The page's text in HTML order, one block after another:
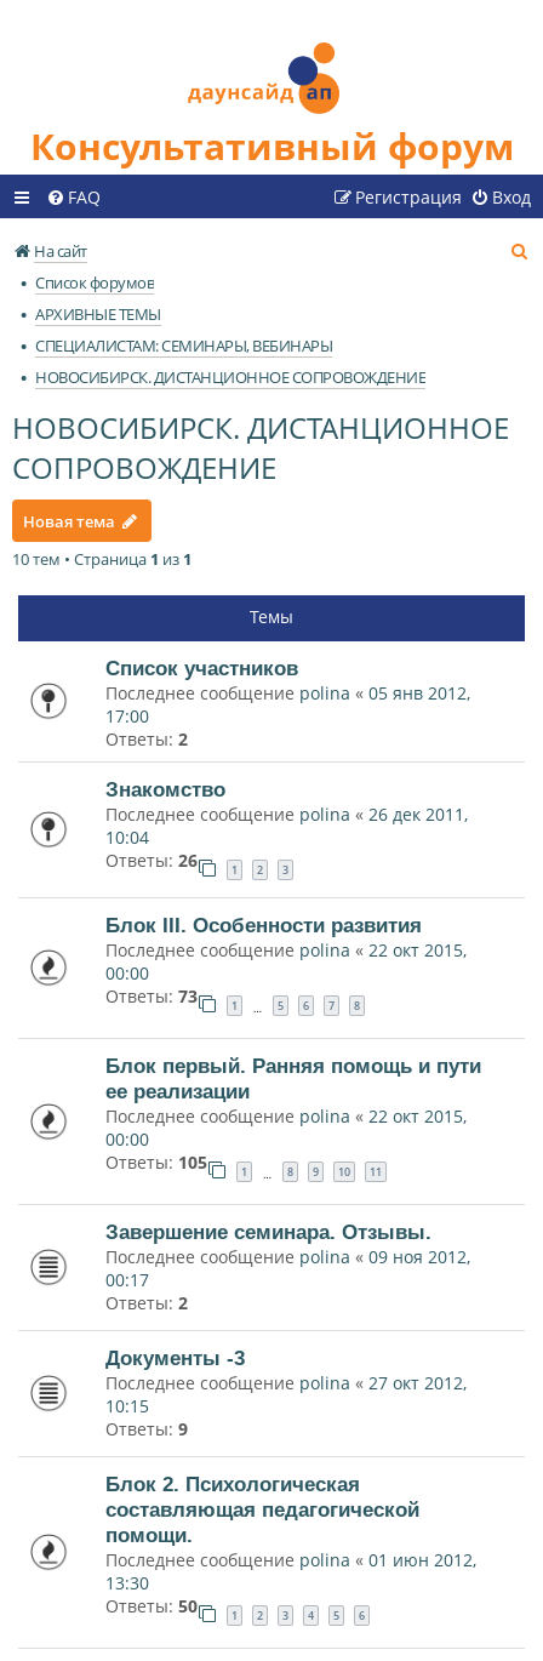
Консультативный форум
FAQ Вход
Регистрация
На сайт
Список форумов
АРХИВНЫЕ ТЕМЫ
СПЕЦИАЛИСТАМ: СЕМИНАРЫ, ВЕБИНАРЫ
НОВОСИБИРСК. ДИСТАНЦИОННОЕ СОПРОВОЖДЕНИЕ
НОВОСИБИРСК. ДИСТАНЦИОННОЕ
СОПРОВОЖДЕНИЕ
Новая тема
10 тем • Страница 1 из 1
Темы
Список участников
Последнее сообщение polina « 05 янв 2012,
17:00
Ответы: 2
Знакомство
Последнее сообщение polina « 26 дек 2011,
10:04
Ответы: 26 1 2 3
Блок III. Особенности развития
Последнее сообщение polina « 22 окт 2015,
00:00
Ответы: 73 1 … 5 6 7 8
Блок первый. Ранняя помощь и пути
ее реализации
Последнее сообщение polina « 22 окт 2015,
00:00
Ответы: 105 1 … 8 9 10 11
Завершение семинара. Отзывы.
Последнее сообщение polina « 09 ноя 2012,
00:17
Ответы: 2
Документы -3
Последнее сообщение polina « 27 окт 2012,
10:15
Ответы: 9
Блок 2. Психологическая
составляющая педагогической
помощи.
Последнее сообщение polina « 01 июн 2012,
13:30
Ответы: 50 1 2 3 4 5 6